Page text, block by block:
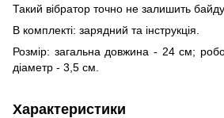
Такий вібратор точно не залишить
В комплекті: зарядний та інструкція.
Розмір: загальна довжина - 24 см;
діаметр - 3,5 см.
Характеристики